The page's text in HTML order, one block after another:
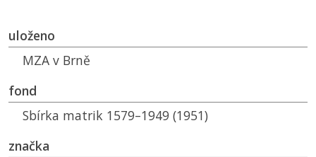
uloženo
MZA v Brně
fond
Sbírka matrik 1579–1949 (1951)
značka